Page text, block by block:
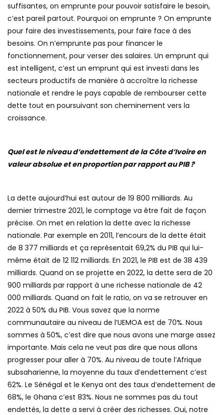
suffisantes, on emprunte pour pouvoir satisfaire le besoin,
c’est pareil partout. Pourquoi on emprunte ? On emprunte
pour faire des investissements, pour faire face à des
besoins. On n’emprunte pas pour financer le
fonctionnement, pour verser des salaires. Un emprunt qui
est intelligent, c’est un emprunt qui est investi dans les
secteurs productifs de manière à accroître la richesse
nationale et rendre le pays capable de rembourser cette
dette tout en poursuivant son cheminement vers la
croissance.
Quel est le niveau d’endettement de la Côte d’Ivoire en
valeur absolue et en proportion par rapport au PIB ?
La dette aujourd’hui est autour de 19 800 milliards. Au
dernier trimestre 2021, le comptage va être fait de façon
précise. On met en relation la dette avec la richesse
nationale. Par exemple en 2011, l’encours de la dette était
de 8 377 milliards et ça représentait 69,2% du PIB qui lui-
même était de 12 112 milliards. En 2021, le PIB est de 38 439
milliards. Quand on se projette en 2022, la dette sera de 20
900 milliards par rapport à une richesse nationale de 42
000 milliards. Quand on fait le ratio, on va se retrouver en
2022 à 50% du PIB. Vous savez que la norme
communautaire au niveau de l’UEMOA est de 70%. Nous
sommes à 50%, c’est dire que nous avons une marge assez
importante. Mais cela ne veut pas dire que nous allons
progresser pour aller à 70%. Au niveau de toute l’Afrique
subsaharienne, la moyenne du taux d’endettement c’est
62%. Le Sénégal et le Kenya ont des taux d’endettement de
68%, le Ghana c’est 83%. Nous ne sommes pas du tout
endettés, la dette a servi à créer des richesses. Oui, notre